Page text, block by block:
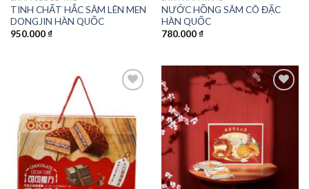
TINH CHẤT HẮC SÂM LÊN MEN
DONGJIN HÀN QUỐC
950.000₫
NƯỚC HỒNG SÂM CÔ ĐẶC
HÀN QUỐC
780.000₫
Add to
wishlist